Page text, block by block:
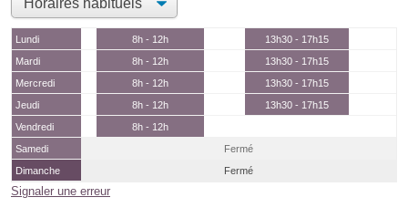
Lundi 8h - 12h
13h30 - 17h15
Mardi
8h - 12h
13h30 - 17h15
Mercredi
8h - 12h
13h30 - 17h15
Jeudi
8h - 12h
13h30 - 17h15
Vendredi
8h - 12h
Samedi
Fermé
Dimanche
Fermé
Signaler une erreur